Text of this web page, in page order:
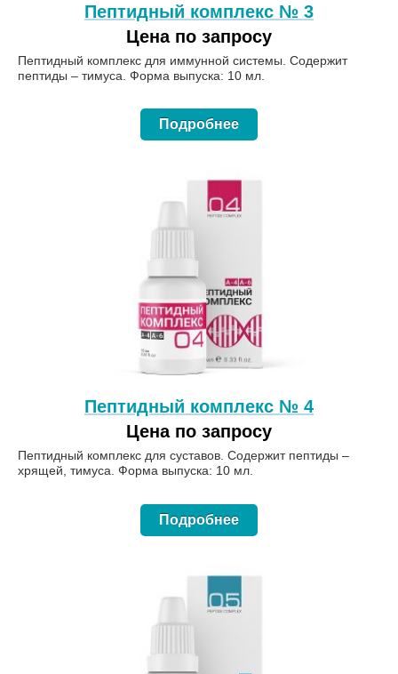
Пептидный комплекс № 3
Цена по запросу
Пептидный комплекс для иммунной системы. Содержит
пептиды – тимуса. Форма выпуска: 10 мл.
Подробнее
Пептидный комплекс № 4
Цена по запросу
Пептидный комплекс для суставов. Содержит пептиды –
хрящей, тимуса. Форма выпуска: 10 мл.
Подробнее